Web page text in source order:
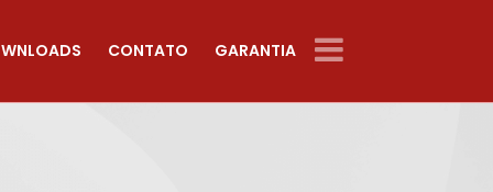
CONTATO GARANTIA